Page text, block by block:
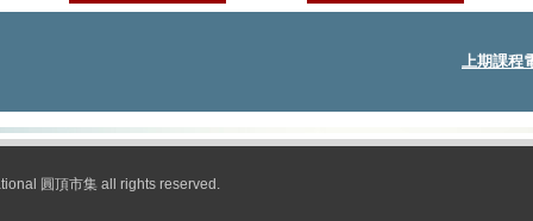
上期課程
圓頂市集 all rights reserved.